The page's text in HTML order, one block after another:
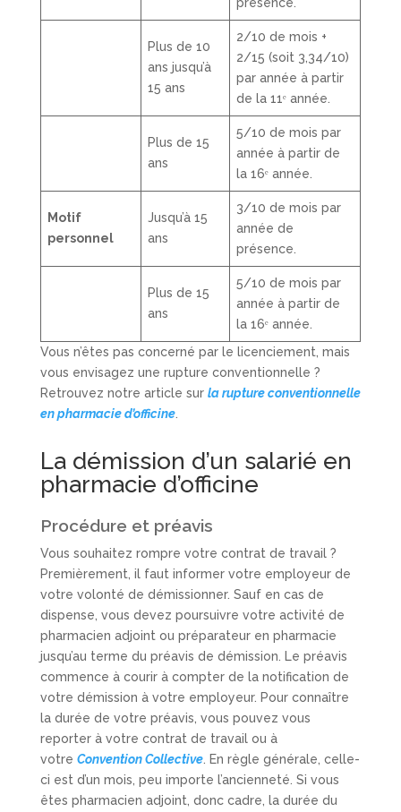
Plus de 10
ans jusqu’à
15 ans
2/10 de mois +
2/15 (soit 3,34/10)
par année à partir
de la 11ᵉ année.
Plus de 15
ans
5/10 de mois par
année à partir de
la 16ᵉ année.
Motif
personnel
Jusqu’à 15
ans
3/10 de mois par
année de
présence.
Plus de 15
ans
5/10 de mois par
année à partir de
la 16ᵉ année.
Vous n’êtes pas concerné par le licenciement, mais
vous envisagez une rupture conventionnelle ?
Retrouvez notre article sur la rupture conventionnelle
en pharmacie d’officine.
La démission d’un salarié en
pharmacie d’officine
Procédure et préavis
Vous souhaitez rompre votre contrat de travail ?
Premièrement, il faut informer votre employeur de
votre volonté de démissionner. Sauf en cas de
dispense, vous devez poursuivre votre activité de
pharmacien adjoint ou préparateur en pharmacie
jusqu’au terme du préavis de démission. Le préavis
commence à courir à compter de la notification de
votre démission à votre employeur. Pour connaître
la durée de votre préavis, vous pouvez vous
reporter à votre contrat de travail ou à
votre Convention Collective. En règle générale, celle-
ci est d’un mois, peu importe l’ancienneté. Si vous
êtes pharmacien adjoint, donc cadre, la durée du